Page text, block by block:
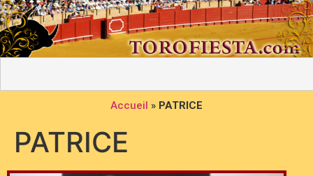
Accueil » PATRICE
PATRICE